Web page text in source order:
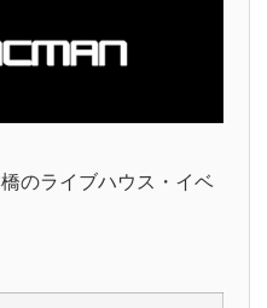
のライブハウス・イベ